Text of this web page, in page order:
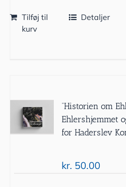
Tilføj til
kurv
Detaljer
”Historien om
Ehlershjemmet
for Haderslev
kr. 50.00